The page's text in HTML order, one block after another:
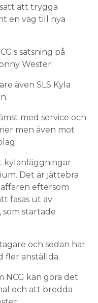
att trygga
en väg till nya
satsning på
Wester.
även SLS Kyla
med service och
men även mot
kylanläggningar
Det är jättebra
eftersom
fasas ut av
som startade
och sedan har
fler anställda.
NCG kan göra det
och att bredda